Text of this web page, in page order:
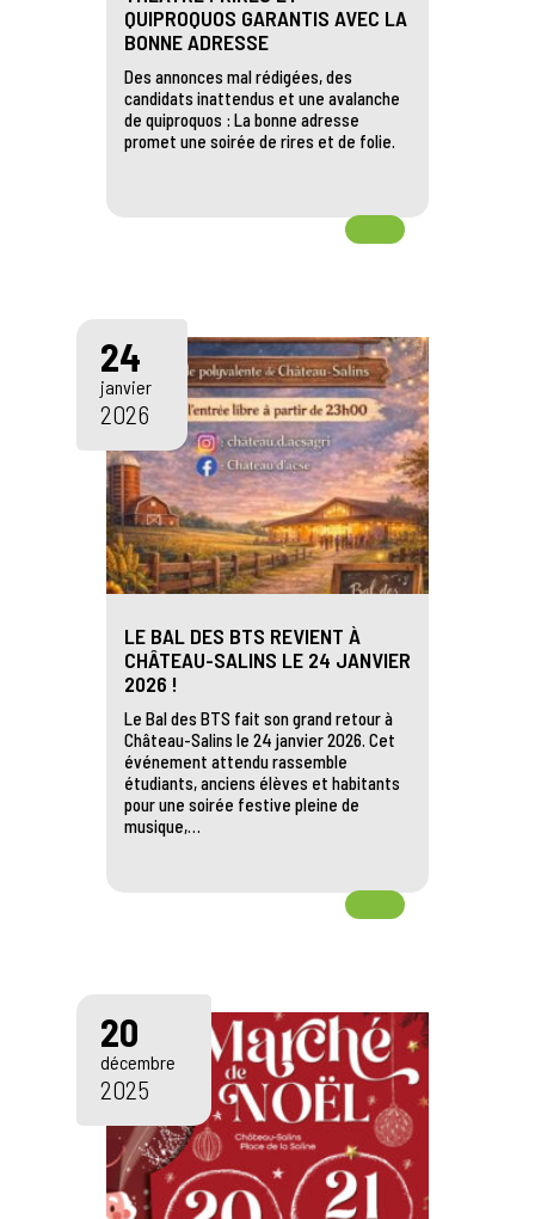
QUIPROQUOS GARANTIS AVEC LA
BONNE ADRESSE
Des annonces mal rédigées, des
candidats inattendus et une avalanche
de quiproquos : La bonne adresse
promet une soirée de rires et de folie.
24
janvier
2026
LE BAL DES BTS REVIENT À
CHÂTEAU-SALINS LE 24 JANVIER
2026 !
Le Bal des BTS fait son grand retour à
Château-Salins le 24 janvier 2026. Cet
événement attendu rassemble
étudiants, anciens élèves et habitants
pour une soirée festive pleine de
musique,…
20
décembre
2025